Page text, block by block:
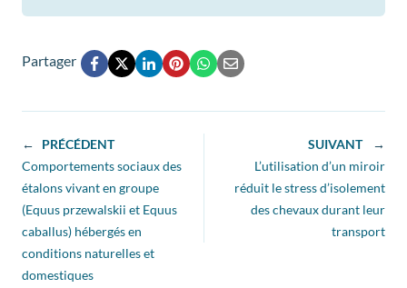
Partager
←
PRÉCÉDENT
Comportements sociaux des
étalons vivant en groupe
(Equus przewalskii et Equus
caballus) hébergés en
conditions naturelles et
domestiques
SUIVANT
→
L’utilisation d’un miroir
réduit le stress d’isolement
des chevaux durant leur
transport